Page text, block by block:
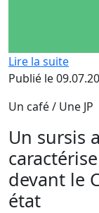
Lire la suite
Publié le
Un café / Une JP
Un sursis
devant le
état